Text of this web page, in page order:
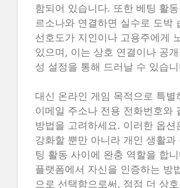
함되어 있습니다. 또한 베팅 활
르소나와 연결하면 실수로 도박
선호도가 지인이나 고용주에게
있으며, 이는 상호 연결이나 공
성 설정을 통해 드러날 수 있습
대신 온라인 게임 목적으로 특별
이메일 주소나 전용 전화번호와
방법을 고려하세요. 이러한 옵션
강화할 뿐만 아니라 개인 생활과
팅 활동 사이에 완충 역할을 합
플랫폼에서 자신을 인증하는 방
으로 선택함으로써, 점점 더 상